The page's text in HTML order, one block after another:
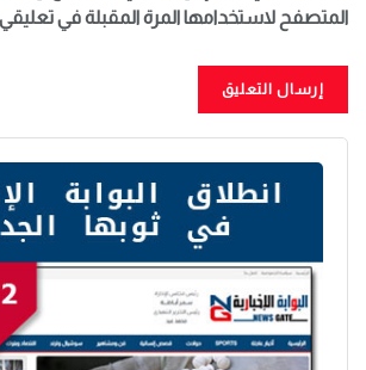
المتصفح لاستخدامها المرة المقبلة في تعليقي.